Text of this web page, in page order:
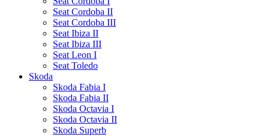
Seat Cordoba II
Seat Cordoba III
Seat Ibiza II
Seat Ibiza III
Seat Leon I
Seat Toledo
Skoda
Skoda Fabia I
Skoda Fabia II
Skoda Octavia I
Skoda Octavia II
Skoda Superb